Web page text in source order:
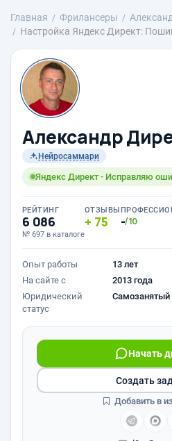
Главная Фрилансеры
Настройка Яндекс Директ:
Александр
Нейросаммари
Яндекс Директ - Исправляю
РЕЙТИНГ
6 086
№ 697 в каталоге
ОТЗЫВЫ
75 -/10
Опыт работы
13 лет
На сайте с
2013 года
Юридический
статус
Самозанятый
Начать
Создать
Добавить в